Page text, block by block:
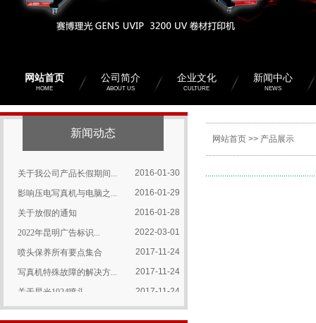
网站首页
HOME
公司简介
ABOUT US
企业文化
CULTURE
新闻中心
NEWS
新闻动态
2022年昆明广告标识... 2022-03-01
关于星光1024喷头，... 2017-11-24
2017-11-24
喷墨打印机该如何选择喷...
关于我公司产品长假期间... 2016-01-30
影响压电写真机与电脑之... 2016-01-29
关于放假的通知 2016-01-28
2022年昆明广告标识... 2022-03-01
喷头保养所有要点集合 2017-11-24
写真机特殊故障的解决方... 2017-11-24
关于星光1024喷头，... 2017-11-24
赛博星光1024喷头拆... 2017-11-24
网站首页 >> 产品展示